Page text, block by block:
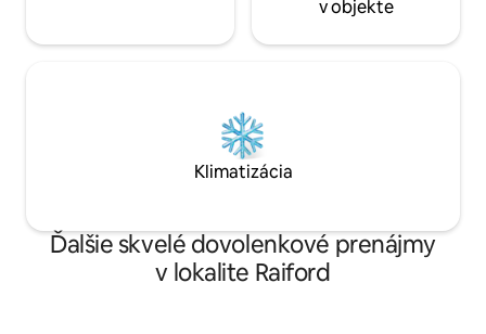
v objekte
Klimatizácia
Ďalšie skvelé dovolenkové prenájmy
v lokalite Raiford